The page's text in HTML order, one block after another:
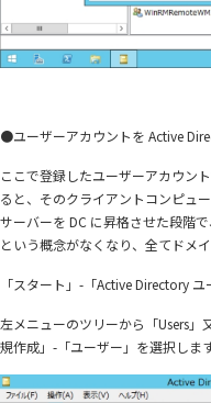
●ユーザーアカウントを Active
ここで登録したユーザーアカウン
ると、そのクライアントコンピュ
サーバーを DC に昇格させた段階
という概念がなくなり、全てドメ
「スタート」-「Active Directory
左メニューのツリーから「Users
規作成」-「ユーザー」を選択します